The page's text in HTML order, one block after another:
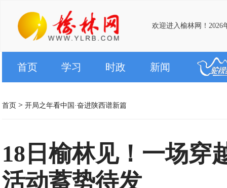
欢迎进入榆林网！2026
首页 学习 时政 新闻
首页 > 开局之年看中国·奋进陕西谱新篇
18日榆林见！一场穿
活动蓄势待发